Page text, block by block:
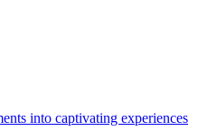
into captivating experiences